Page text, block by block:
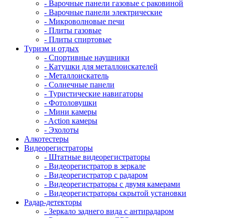
- Варочные панели газовые с раковиной
- Варочные панели электрические
- Микроволновые печи
- Плиты газовые
- Плиты спиртовые
Туризм и отдых
- Cпортивные наушники
- Катушки для металлоискателей
- Металлоискатель
- Солнечные панели
- Туристические навигаторы
- Фотоловушки
- Мини камеры
- Action камеры
- Эхолоты
Алкотестеры
Видеорегистраторы
- Штатные видеорегистраторы
- Видеорегистратор в зеркале
- Видеорегистратор с радаром
- Видеорегистраторы с двумя камерами
- Видеорегистраторы скрытой установки
Радар-детекторы
- Зеркало заднего вида с антирадаром